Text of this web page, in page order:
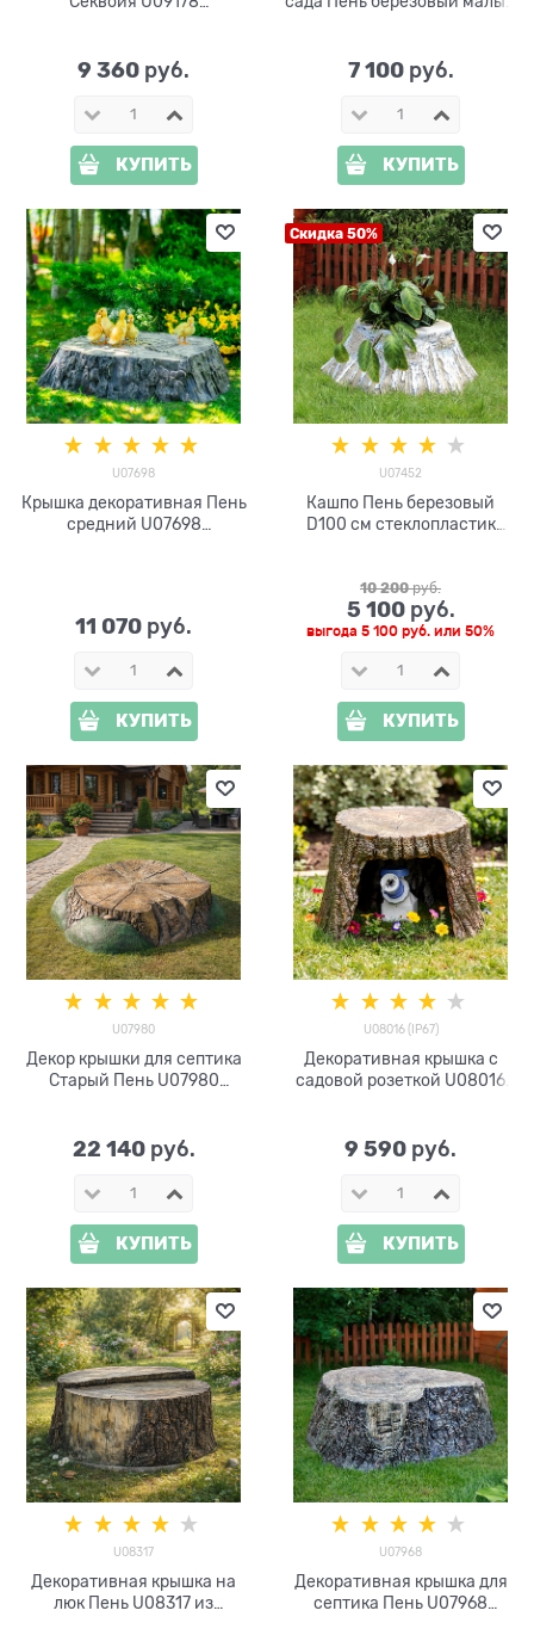
9 360 руб.
КУПИТЬ
7 100 руб.
КУПИТЬ
U07698
Крышка декоративная Пень
средний U07698
11 070 руб.
КУПИТЬ
Скидка 50%
U07452
Кашпо Пень березовый
D100 см стеклопластик
10 200 руб.
5 100 руб.
выгода 5 100 руб. или 50%
КУПИТЬ
U07980
Декор крышки для септика
Старый Пень U07980
22 140 руб.
КУПИТЬ
U08016 (IP67)
Декоративная крышка с
садовой розеткой U08016
9 590 руб.
КУПИТЬ
U08317
Декоративная крышка на
люк Пень U08317 из
U07968
Декоративная крышка для
септика Пень U07968